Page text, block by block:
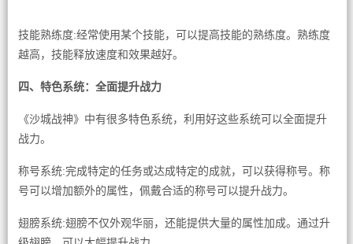
技能熟练度:经常使用某个技能，可以提高技能的熟练度。熟练度
越高，技能释放速度和效果越好。
四、特色系统：全面提升战力
《沙城战神》中有很多特色系统，利用好这些系统可以全面提升
战力。
称号系统:完成特定的任务或达成特定的成就，可以获得称号。称
号可以增加额外的属性，佩戴合适的称号可以提升战力。
翅膀系统:翅膀不仅外观华丽，还能提供大量的属性加成。通过升